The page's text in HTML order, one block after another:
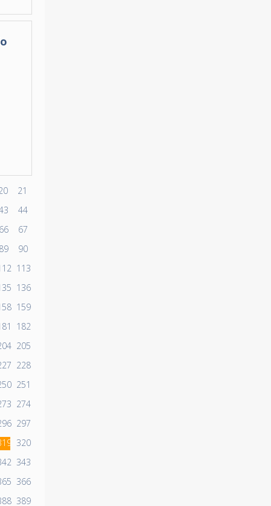
21
44
66
67
89
90
113
136
159
182
205
228
251
274
297
320
343
366
389